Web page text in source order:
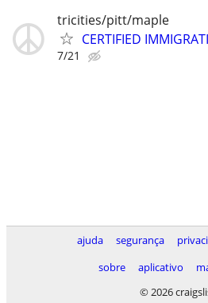
tricities/pitt/maple
CERTIFIED
7/21
ajuda segurança
sobre
aplicativo
© 2026